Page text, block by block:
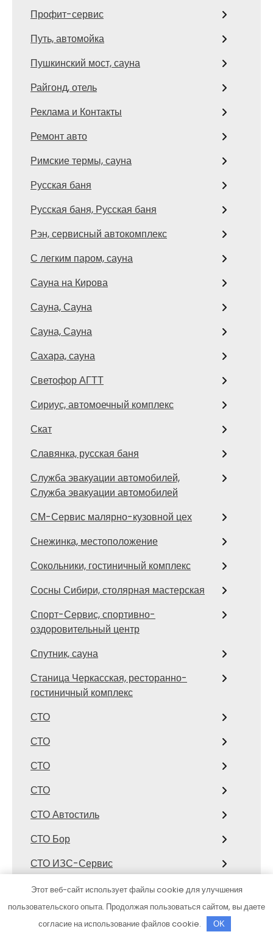
Профит-сервис
Путь, автомойка
Пушкинский мост, сауна
Райгонд, отель
Реклама и Контакты
Ремонт авто
Римские термы, сауна
Русская баня
Русская баня, Русская баня
Рэн, сервисный автокомплекс
С легким паром, сауна
Сауна на Кирова
Сауна, Сауна
Сауна, Сауна
Сахара, сауна
Светофор АГТТ
Сириус, автомоечный комплекс
Скат
Славянка, русская баня
Служба эвакуации автомобилей,
Служба эвакуации автомобилей
СМ-Сервис малярно-кузовной цех
Снежинка, местоположение
Сокольники, гостиничный комплекс
Сосны Сибири, столярная мастерская
Спорт-Сервис, спортивно-
оздоровительный центр
Спутник, сауна
Станица Черкасская, ресторанно-
гостиничный комплекс
СТО
СТО
СТО
СТО
СТО Автостиль
СТО Бор
СТО ИЗС-Сервис
СТО Лофицкое
СТО Рубикон
Этот веб-сайт использует файлы cookie для улучшения
пользовательского опыта. Продолжая пользоваться сайтом, вы даете
согласие на использование файлов cookie.
OK